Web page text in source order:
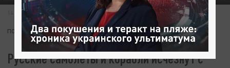
14 МАЯ 21:34
ПОДПИШИТЕСЬ:
Русские самолёты и корабли исчезнут с